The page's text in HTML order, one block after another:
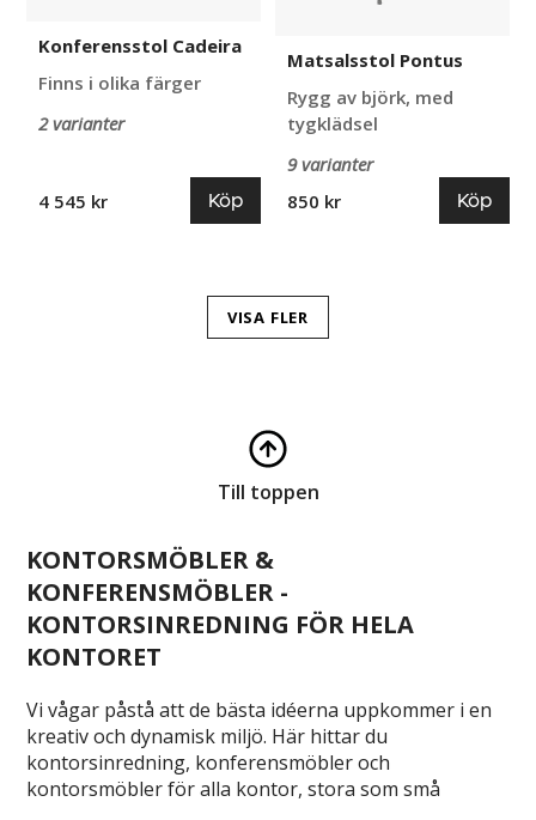
Konferensstol Cadeira
Finns i olika färger
2 varianter
4 545 kr Köp
Matsalsstol Pontus
Rygg av björk, med
tygklädsel
9 varianter
850 kr
Köp
VISA FLER
Till toppen
KONTORSMÖBLER &
KONFERENSMÖBLER -
KONTORSINREDNING FÖR HELA
KONTORET
Vi vågar påstå att de bästa idéerna uppkommer i en
kreativ och dynamisk miljö. Här hittar du
kontorsinredning, konferensmöbler och
kontorsmöbler för alla kontor, stora som små